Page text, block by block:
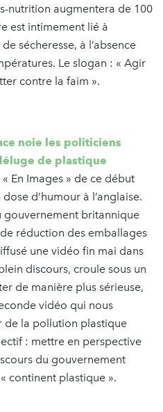
nutrition augmentera de 100
est intimement lié à
sécheresse, à l’absence
Le slogan : « Agir
contre la faim ».
noie les politiciens
de plastique
En Images » de ce début
d’humour à l’anglaise.
gouvernement britannique
réduction des emballages
une vidéo fin mai dans
discours, croule sous un
de manière plus sérieuse,
vidéo qui nous
de la pollution plastique
: mettre en perspective
du gouvernement
continent plastique ».